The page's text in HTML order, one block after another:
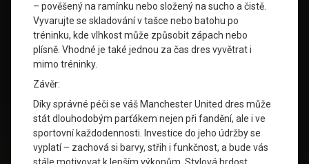
– pověšený na ramínku nebo složený na sucho a čistě.
Vyvarujte se skladování v tašce nebo batohu po
tréninku, kde vlhkost může způsobit zápach nebo
plísně. Vhodné je také jednou za čas dres vyvětrat i
mimo tréninky.
Závěr:
Díky správné péči se váš Manchester United dres může
stát dlouhodobým parťákem nejen při fandění, ale i ve
sportovní každodennosti. Investice do jeho údržby se
vyplatí – zachová si barvy, střih i funkčnost, a bude vás